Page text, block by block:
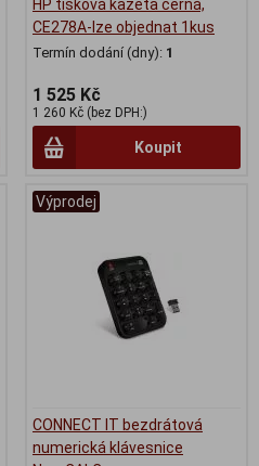
HP tisková kazeta černá,
CE278A-lze objednat 1kus
Termín dodání (dny): 1
1 525 Kč
1 260 Kč (bez DPH:)
Koupit
Výprodej
CONNECT IT bezdrátová
numerická klávesnice